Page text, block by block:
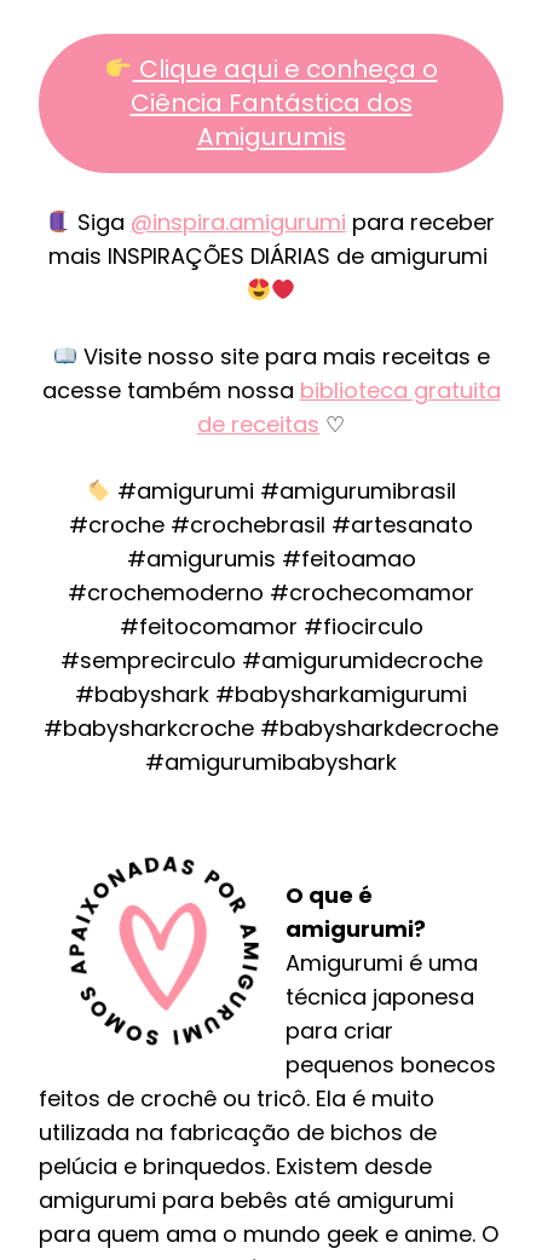
Clique aqui e conheça o
Ciência Fantástica dos
Amigurumis
Siga @inspira.amigurumi para receber
mais INSPIRAÇÕES DIÁRIAS de amigurumi
Visite nosso site para mais receitas e
acesse também nossa biblioteca gratuita
de receitas ♡
#amigurumi #amigurumibrasil
#croche #crochebrasil #artesanato
#amigurumis #feitoamao
#crochemoderno #crochecomamor
#feitocomamor #fiocirculo
#semprecirculo #amigurumidecroche
#babyshark #babysharkamigurumi
#babysharkcroche #babysharkdecroche
#amigurumibabyshark
O que é
amigurumi?
Amigurumi é uma
técnica japonesa
para criar
pequenos bonecos
feitos de crochê ou tricô. Ela é muito
utilizada na fabricação de bichos de
pelúcia e brinquedos. Existem desde
amigurumi para bebês até amigurumi
para quem ama o mundo geek e anime. O